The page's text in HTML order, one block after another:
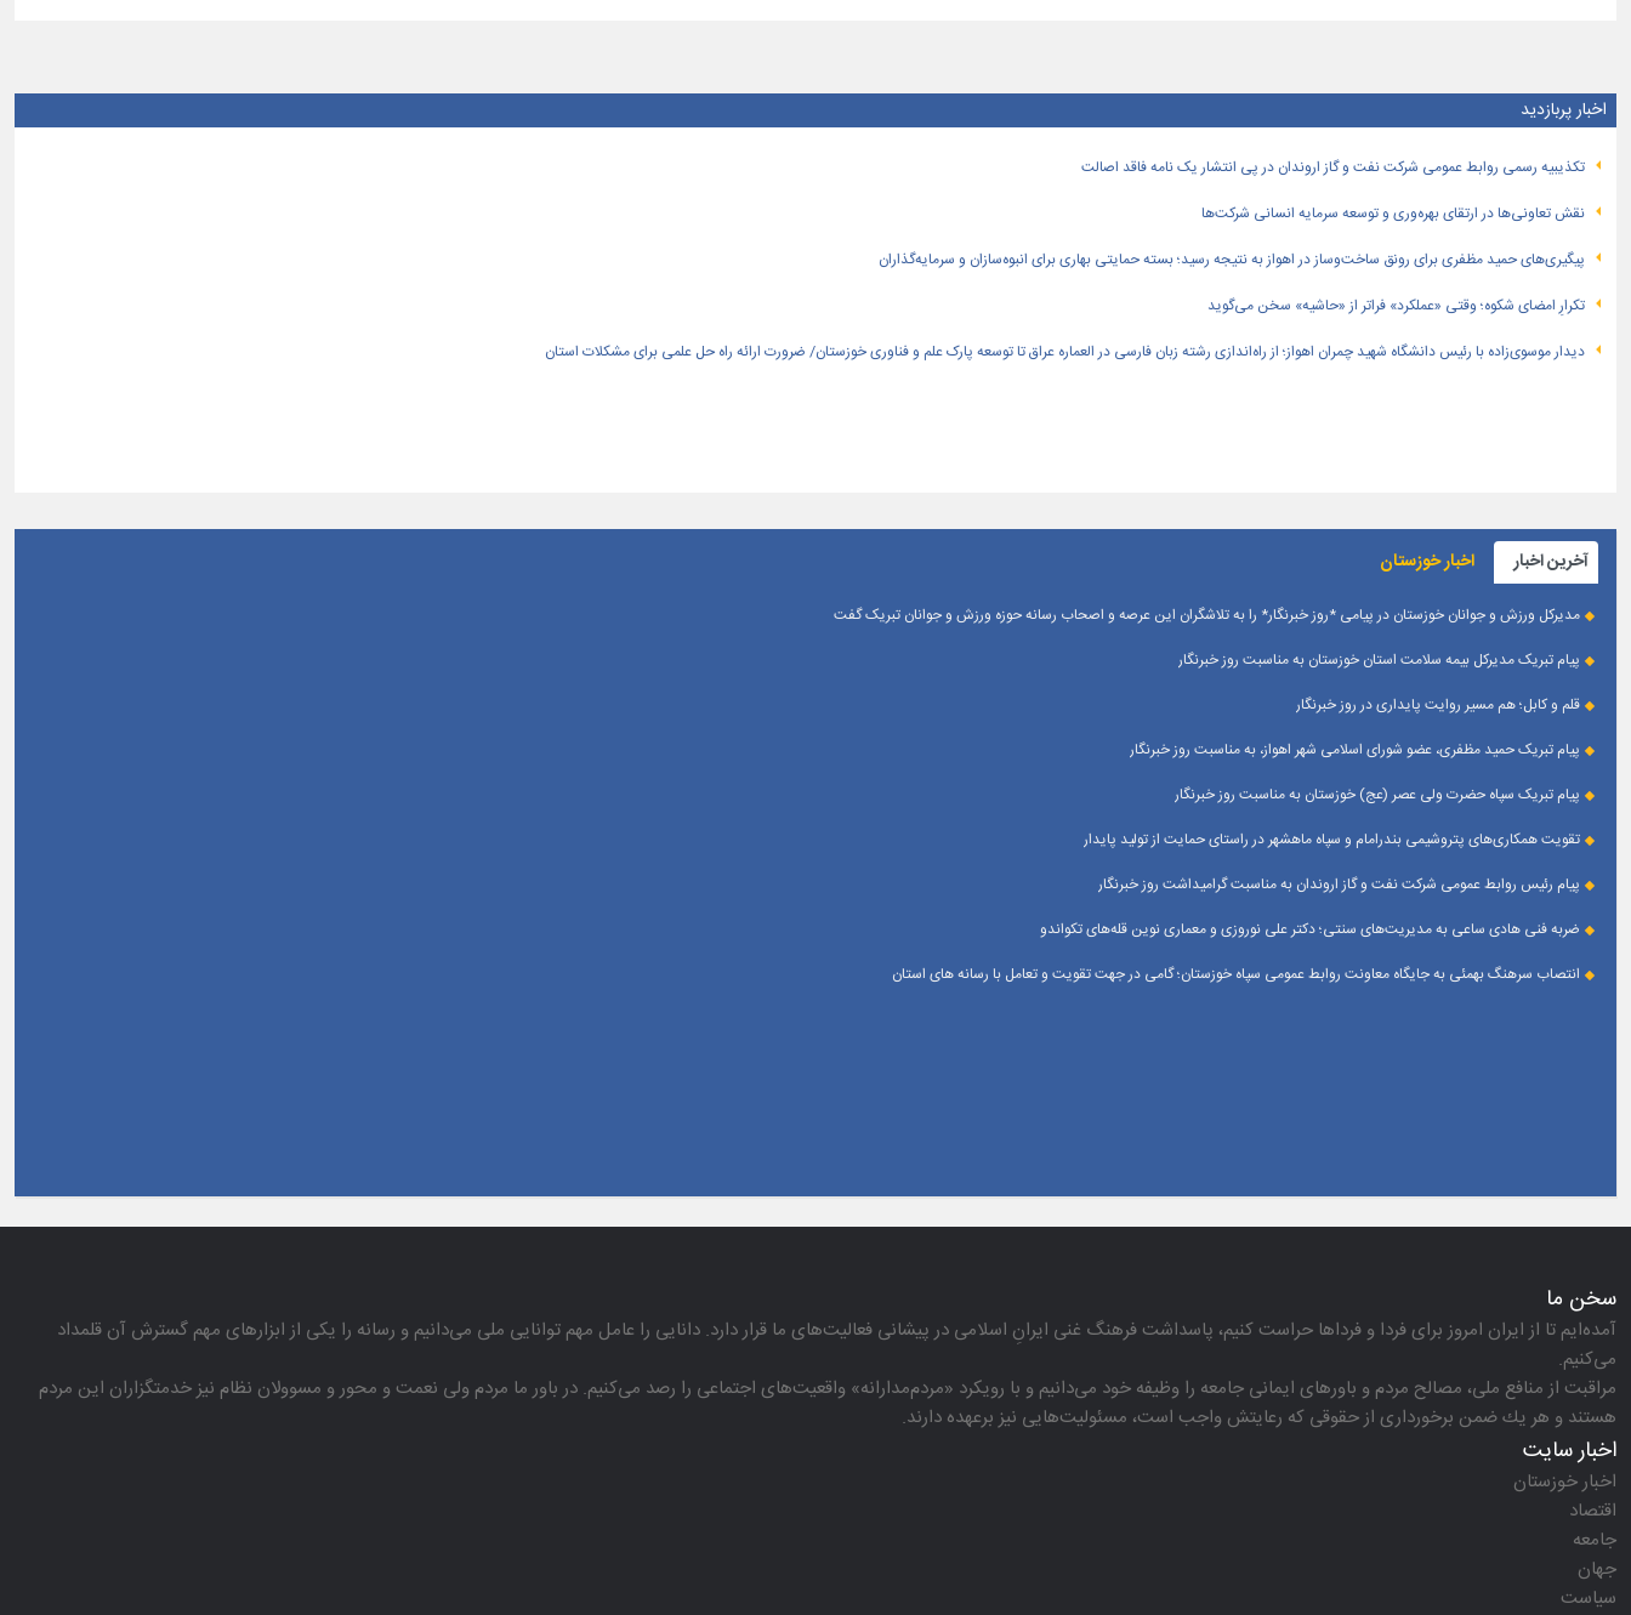
اخبار پربازدید
تكذیبیه رسمی روابط عمومی شركت نفت و گاز اروندان در پی انتشار یک نامه فاقد اصالت
نقش تعاونی‌ها در ارتقای بهره‌وری و توسعه سرمایه انسانی شرکت‌ها
پیگیری‌های حمید مظفری برای رونق ساخت‌وساز در اهواز به نتیجه رسید؛ بسته حمایتی بهاری برای انبوه‌سازان و سرمایه‌گذاران
تکرارِ امضای شکوه؛ وقتی «عملکرد» فراتر از «حاشیه» سخن می‌گوید
دیدار موسوی‌زاده با رئیس دانشگاه شهید چمران اهواز؛ از راه‌اندازی رشته زبان فارسی در العماره عراق تا توسعه پارک علم و فناوری خوزستان/ ضرورت ارائه راه حل علمی برای مشکلات استان
آخرین اخبار اخبار خوزستان
مدیرکل ورزش و جوانان خوزستان در پیامی *روز خبرنگار* را به تلاشگران این عرصه و اصحاب رسانه حوزه ورزش و جوانان تبریک گفت
پیام تبریک مدیرکل بیمه سلامت استان خوزستان به مناسبت روز خبرنگار
قلم و کابل؛ هم مسیر روایت پایداری در روز خبرنگار
پیام تبریک حمید مظفری، عضو شورای اسلامی شهر اهواز، به مناسبت روز خبرنگار
پیام تبریک سپاه حضرت ولی عصر (عج) خوزستان به مناسبت روز خبرنگار
تقویت همکاری‌های پتروشیمی بندرامام و سپاه ماهشهر در راستای حمایت از تولید پایدار
پیام رئیس روابط عمومی شركت نفت و گاز اروندان به مناسبت گرامیداشت روز خبرنگار
ضربه فنی هادی ساعی به مدیریت‌های سنتی؛ دکتر علی نوروزی و معماری نوین قله‌های تکواندو
انتصاب سرهنگ بهمئی به جایگاه معاونت روابط عمومی سپاه خوزستان؛ گامی در جهت تقویت و تعامل با رسانه‌ های استان
سخن ما
آمده‌ایم تا از ایران امروز برای فردا و فرداها حراست كنیم، پاسداشت فرهنگ غنی ایرانِ اسلامی در پیشانی فعالیت‌های ما قرار دارد. دانایی را عامل مهم توانایی ملی می‌دانیم و رسانه را یكی از ابزارهای مهم گسترش آن قلمداد
می‌كنیم.
مراقبت از منافع ملی، مصالح مردم و باورهای ایمانی جامعه را وظیفه خود می‌دانیم و با رویكرد «مردم‌مدارانه‌» واقعیت‌های اجتماعی را رصد می‌كنیم. در باور ما مردم ولی نعمت و محور و مسوولان نظام نیز خدمتگزاران این مردم
هستند و هر یك ضمن برخورداری از حقوقی كه رعایتش واجب است، مسئولیت‌هایی نیز برعهده دارند.
اخبار سایت
اخبار خوزستان
اقتصاد
جامعه
جهان
سیاست